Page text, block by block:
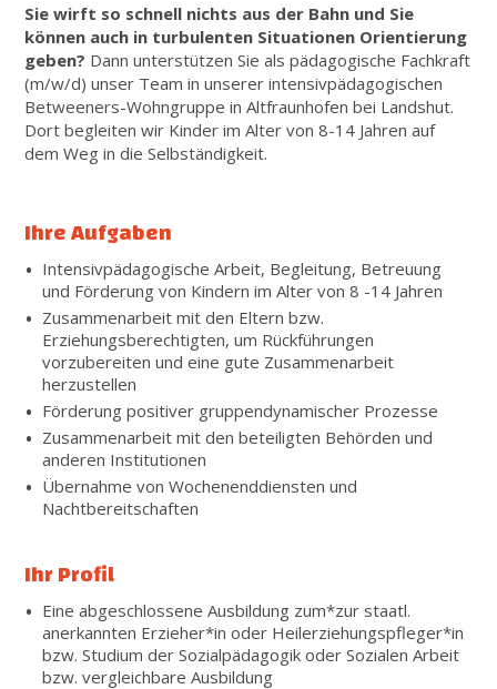
Sie wirft so schnell nichts aus der Bahn und Sie
können auch in turbulenten Situationen Orientierung
geben? Dann unterstützen Sie als pädagogische Fachkraft
(m/w/d) unser Team in unserer intensivpädagogischen
Betweeners-Wohngruppe in Altfraunhofen bei Landshut.
Dort begleiten wir Kinder im Alter von 8-14 Jahren auf
dem Weg in die Selbständigkeit.
Ihre Aufgaben
Intensivpädagogische Arbeit, Begleitung, Betreuung
und Förderung von Kindern im Alter von 8 -14 Jahren
Zusammenarbeit mit den Eltern bzw.
Erziehungsberechtigten, um Rückführungen
vorzubereiten und eine gute Zusammenarbeit
herzustellen
Förderung positiver gruppendynamischer Prozesse
Zusammenarbeit mit den beteiligten Behörden und
anderen Institutionen
Übernahme von Wochenenddiensten und
Nachtbereitschaften
Ihr Profil
Eine abgeschlossene Ausbildung zum*zur staatl.
anerkannten Erzieher*in oder Heilerziehungspfleger*in
bzw. Studium der Sozialpädagogik oder Sozialen Arbeit
bzw. vergleichbare Ausbildung